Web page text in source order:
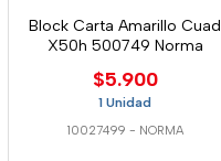
Block Carta Amarillo Cuad
X50h 500749 Norma
$5.900
1 Unidad
10027499 - NORMA